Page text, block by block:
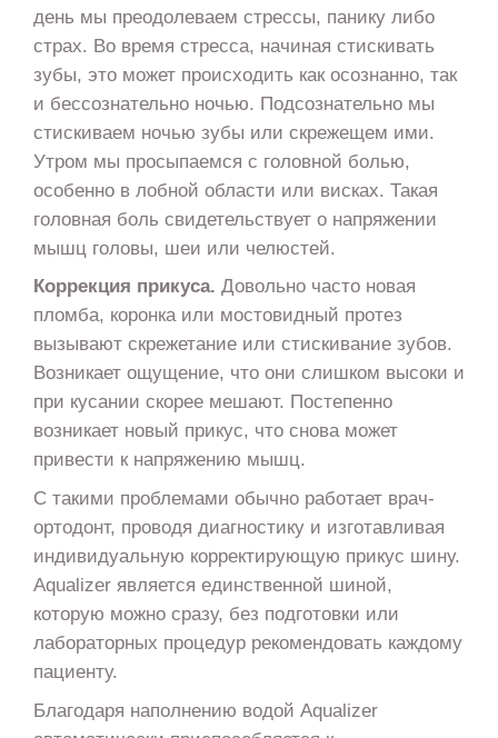
день мы преодолеваем стрессы, панику либо
страх. Во время стресса, начиная стискивать
зубы, это может происходить как осознанно, так
и бессознательно ночью. Подсознательно мы
стискиваем ночью зубы или скрежещем ими.
Утром мы просыпаемся с головной болью,
особенно в лобной области или висках. Такая
головная боль свидетельствует о напряжении
мышц головы, шеи или челюстей.
Коррекция прикуса. Довольно часто новая
пломба, коронка или мостовидный протез
вызывают скрежетание или стискивание зубов.
Возникает ощущение, что они слишком высоки и
при кусании скорее мешают. Постепенно
возникает новый прикус, что снова может
привести к напряжению мышц.
С такими проблемами обычно работает врач-
ортодонт, проводя диагностику и изготавливая
индивидуальную корректирующую прикус шину.
Aqualizer является единственной шиной,
которую можно сразу, без подготовки или
лабораторных процедур рекомендовать каждому
пациенту.
Благодаря наполнению водой Aqualizer